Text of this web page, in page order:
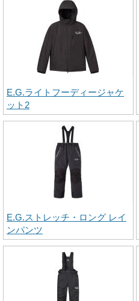
E.G.ライトフーディージャケ
ット2
E.G.ストレッチ・ロング レイ
ンパンツ